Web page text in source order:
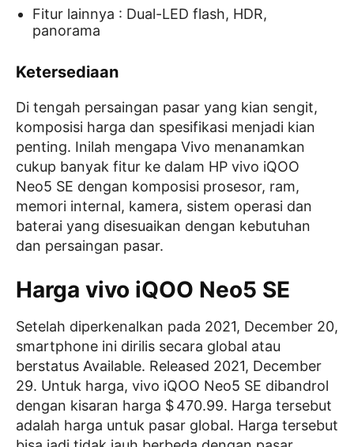
Fitur lainnya : Dual-LED flash, HDR,
panorama
Ketersediaan
Di tengah persaingan pasar yang kian sengit,
komposisi harga dan spesifikasi menjadi kian
penting. Inilah mengapa Vivo menanamkan
cukup banyak fitur ke dalam HP vivo iQOO
Neo5 SE dengan komposisi prosesor, ram,
memori internal, kamera, sistem operasi dan
baterai yang disesuaikan dengan kebutuhan
dan persaingan pasar.
Harga vivo iQOO Neo5 SE
Setelah diperkenalkan pada 2021, December 20,
smartphone ini dirilis secara global atau
berstatus Available. Released 2021, December
29. Untuk harga, vivo iQOO Neo5 SE dibandrol
dengan kisaran harga $ 470.99. Harga tersebut
adalah harga untuk pasar global. Harga tersebut